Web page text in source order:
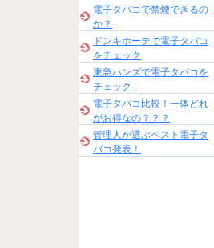
電子タバコで禁煙できるの
か？
ドンキホーテで電子タバコ
をチェック
東急ハンズで電子タバコを
チェック
電子タバコ比較！一体どれ
がお得なの？？？
管理人が選ぶベスト電子タ
バコ発表！